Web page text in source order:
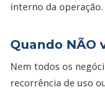
interno da operação.
Quando NÃO
Nem todos os
recorrência de uso